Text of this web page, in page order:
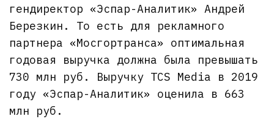
гендиректор «Эспар-Аналитик» Андрей
Березкин. То есть для рекламного
партнера «Мосгортранса» оптимальная
годовая выручка должна была превышать
730 млн руб. Выручку TCS Media в 2019
году «Эспар-Аналитик» оценила в 663
млн руб.